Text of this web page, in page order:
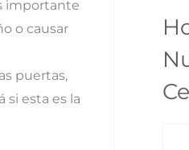
importante
o causar
puertas,
si esta es la